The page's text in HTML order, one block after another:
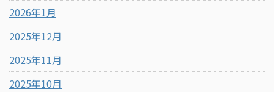
2026年1月
2025年12月
2025年11月
2025年10月